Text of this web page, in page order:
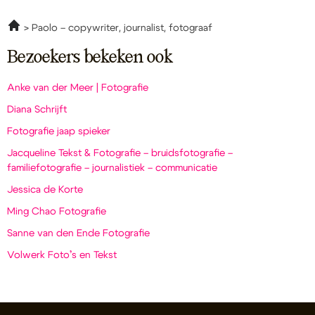
Paolo – copywriter, journalist, fotograaf
Bezoekers bekeken ook
Anke van der Meer | Fotografie
Diana Schrijft
Fotografie jaap spieker
Jacqueline Tekst & Fotografie – bruidsfotografie –
familiefotografie – journalistiek – communicatie
Jessica de Korte
Ming Chao Fotografie
Sanne van den Ende Fotografie
Volwerk Foto’s en Tekst